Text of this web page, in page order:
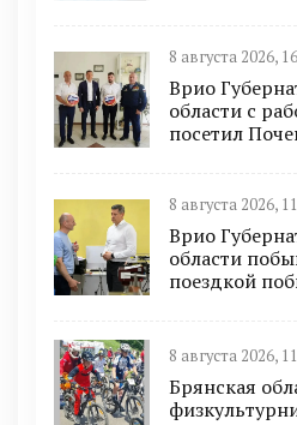
8 августа 2026,
Врио
области с
посетил
8 августа 2026,
Врио
области
поездкой
8 августа 2026,
Брянская